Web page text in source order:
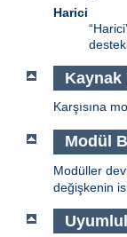
Harici
Kaynak
Karşısına
Modül
Modüller
değişkenin